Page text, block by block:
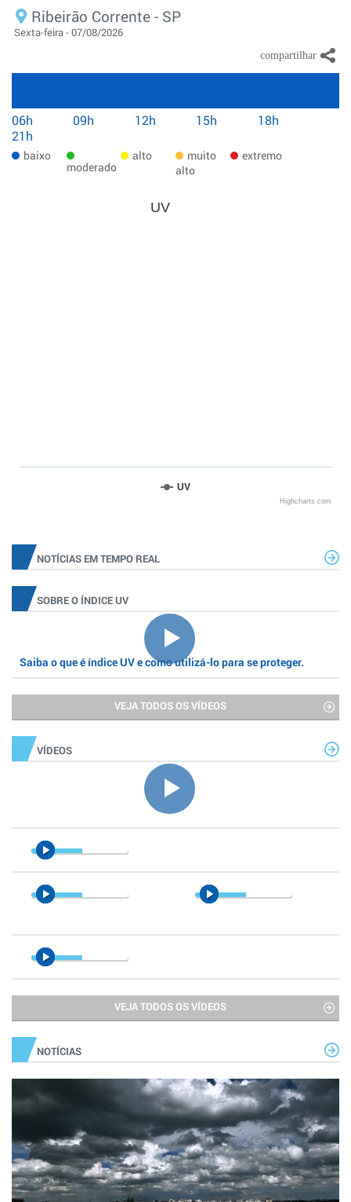
Ribeirão Corrente - SP
Sexta-feira - 07/08/2026
06h 09h 12h 15h
18h
21h
baixo
moderado
alto
muito
alto
extremo
UV
UV
Highcharts.com
NOTÍCIAS EM TEMPO REAL
SOBRE O ÍNDICE UV
Saiba o que é índice UV e como utilizá-lo para se proteger.
VEJA TODOS OS VÍDEOS
VÍDEOS
VEJA TODOS OS VÍDEOS
NOTÍCIAS